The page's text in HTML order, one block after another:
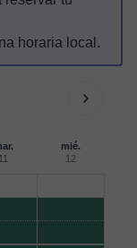
horaria local.
11
mié.
12